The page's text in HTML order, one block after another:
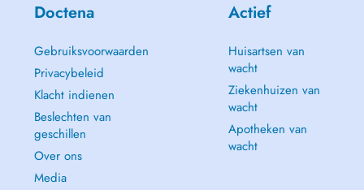
Doctena
Gebruiksvoorwaarden
Privacybeleid
Klacht indienen
Beslechten van
geschillen
Over ons
Media
Actief
Huisartsen van
wacht
Ziekenhuizen van
wacht
Apotheken van
wacht